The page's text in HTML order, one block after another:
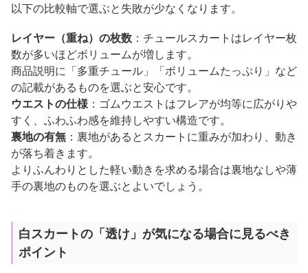
以下の比較軸で選ぶと失敗が少なくなります。
レイヤー（重ね）の枚数 ：チュールスカートはレイヤー枚
数が多いほどボリュームが増します。
商品説明に「多重チュール」「ボリュームたっぷり」など
の記載があるものを選ぶと安心です。
ウエストの仕様：ゴムウエストはフレアが均等に広がりや
すく、ふわふわ感を維持しやすい構造です。
裏地の有無 ：裏地があるとスカートに重みが加わり、動き
が落ち着きます。
よりふんわりとした軽い動きを求める場合は裏地なしや薄
手の裏地のものを選ぶとよいでしょう。
白スカートの「透け」が気になる場合に見るべき
ポイント